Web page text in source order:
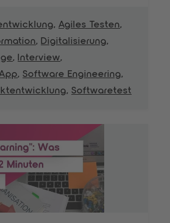
, Agiles Testen,
, Digitalisierung,
, Interview,
, Software Engineering,
, Softwaretest